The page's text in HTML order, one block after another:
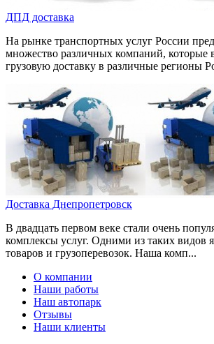
ДПД доставка
На рынке транспортных услуг России
множество различных компаний, которые
грузовую доставку в различные регионы
Доставка Днепропетровск
В двадцать первом веке стали очень
комплексы услуг. Одними из таких видов
товаров и грузоперевозок. Наша комп...
О компании
Наши работы
Наш автопарк
Отзывы
Наши клиенты